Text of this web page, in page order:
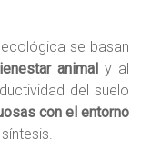
se basan
animal y al
del suelo
con el entorno